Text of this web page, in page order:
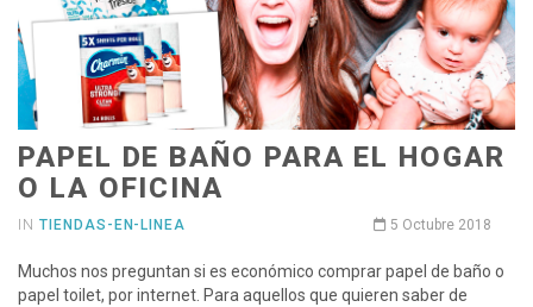
PAPEL DE BAÑO PARA EL HOGAR
O LA OFICINA
IN TIENDAS-EN-LINEA 5 Octubre 2018
Muchos nos preguntan si es económico comprar papel de baño o
papel toilet, por internet. Para aquellos que quieren saber de